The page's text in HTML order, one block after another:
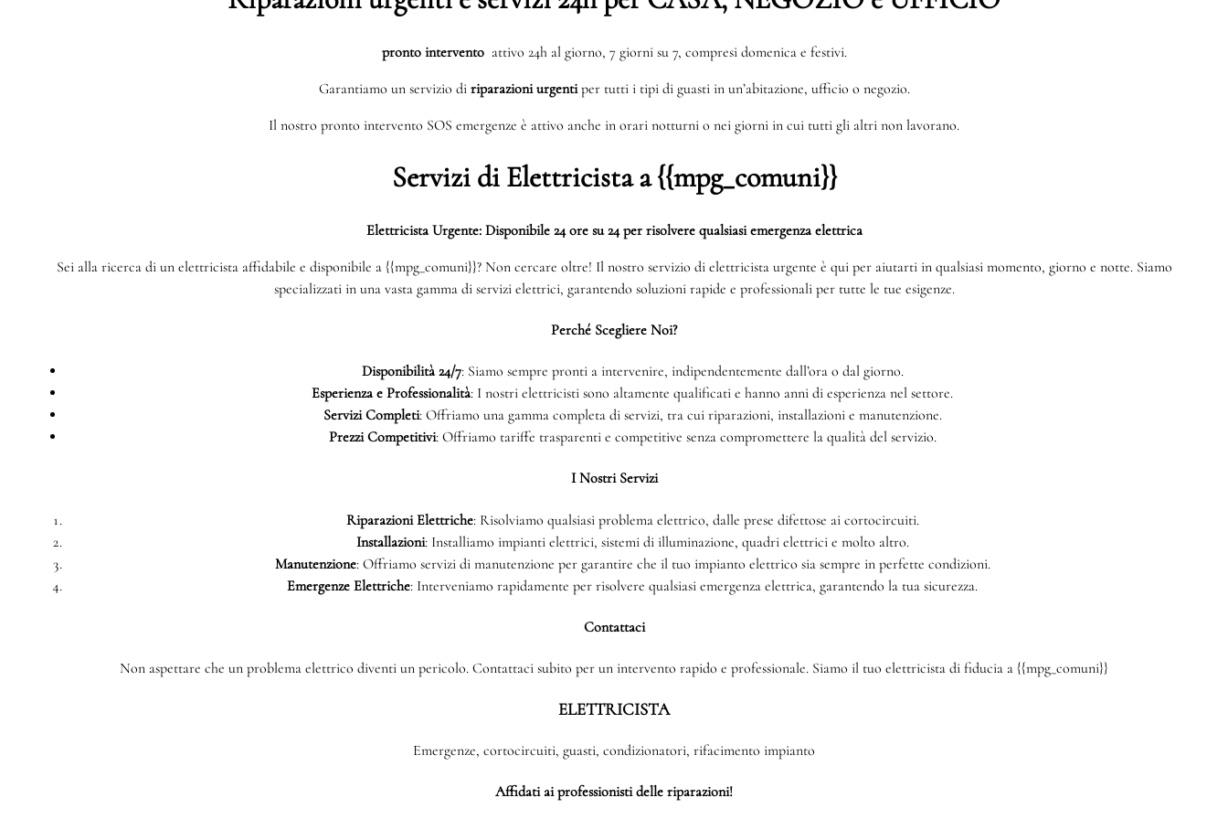
pronto intervento attivo 24h al giorno, 7 giorni su 7, compresi domenica e festivi.
Garantiamo un servizio di riparazioni urgentiper tutti i tipi di guasti in un’abitazione, ufficio o negozio.
Il nostro pronto intervento SOS emergenze è attivo anche in orari notturni o nei giorni in cui tutti gli altri non lavorano.
Servizi di Elettricista a {{mpg_comuni}}
Elettricista Urgente: Disponibile 24 ore su 24 per risolvere qualsiasi emergenza elettrica
Sei alla ricerca di un elettricista affidabile e disponibile a {{mpg_comuni}}? Non cercare oltre! Il nostro servizio di elettricista urgente è qui per aiutarti in qualsiasi momento, giorno e notte. Siamo
specializzati in una vasta gamma di servizi elettrici, garantendo soluzioni rapide e professionali per tutte le tue esigenze.
Perché Scegliere Noi?
Disponibilità 24/7: Siamo sempre pronti a intervenire, indipendentemente dall’ora o dal giorno.
Esperienza e Professionalità: I nostri elettricisti sono altamente qualificati e hanno anni di esperienza nel settore.
Servizi Completi: Offriamo una gamma completa di servizi, tra cui riparazioni, installazioni e manutenzione.
Prezzi Competitivi: Offriamo tariffe trasparenti e competitive senza compromettere la qualità del servizio.
I Nostri Servizi
Riparazioni Elettriche: Risolviamo qualsiasi problema elettrico, dalle prese difettose ai cortocircuiti.
Installazioni: Installiamo impianti elettrici, sistemi di illuminazione, quadri elettrici e molto altro.
Manutenzione: Offriamo servizi di manutenzione per garantire che il tuo impianto elettrico sia sempre in perfette condizioni.
Emergenze Elettriche: Interveniamo rapidamente per risolvere qualsiasi emergenza elettrica, garantendo la tua sicurezza.
Contattaci
Non aspettare che un problema elettrico diventi un pericolo. Contattaci subito per un intervento rapido e professionale. Siamo il tuo elettricista di fiducia a {{mpg_comuni}}
ELETTRICISTA
Emergenze, cortocircuiti, guasti, condizionatori, rifacimento impianto
Affidati ai professionisti delle riparazioni!